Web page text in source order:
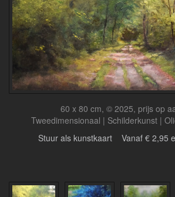
60 x 80 cm, © 2025, prijs op
Tweedimensionaal | Schilderkunst |
Stuur als kunstkaart Vanaf € 2,95